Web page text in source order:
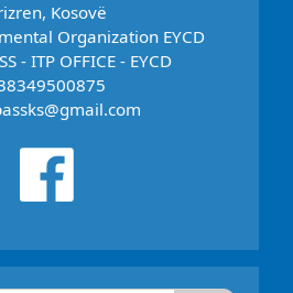
Kosovë
Organization EYCD
- ITP OFFICE - EYCD